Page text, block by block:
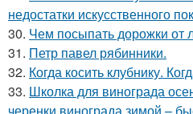
недостатки искусственного
30. Чем посыпать дорожки от
31. Петр павел рябинники.
32. Когда косить клубнику.
33. Школка для винограда